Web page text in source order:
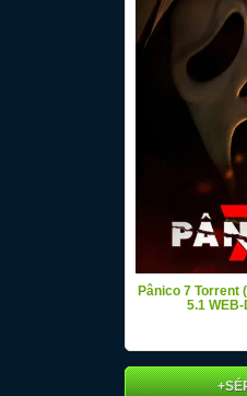
Pânico 7 Torrent
5.1